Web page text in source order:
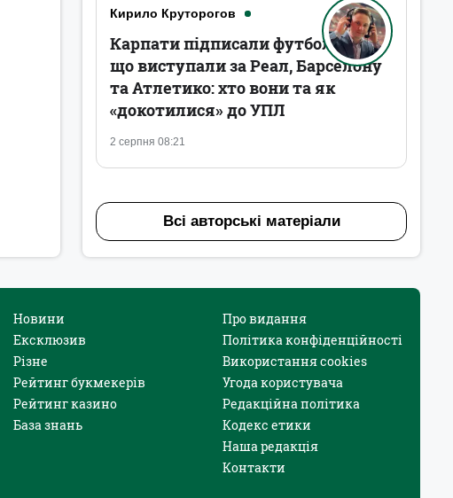
Кирило Круторогов
2 серпня 08:21
Карпати підписали футболістів,
що виступали за Реал, Барселону
та Атлетико: хто вони та як
«докотилися» до УПЛ
Всі авторські матеріали
Новини
Ексклюзив
Різне
Рейтинг букмекерів
Рейтинг казино
База знань
Про видання
Політика конфіденційності
Використання cookies
Угода користувача
Редакційна політика
Кодекс етики
Наша редакція
Контакти